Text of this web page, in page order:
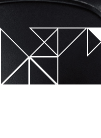
Soluciones
Cilindros
Unidad con
T-Flow
V-Flow HRS